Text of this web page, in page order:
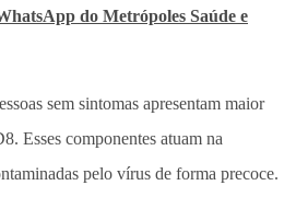
do Metrópoles Saúde e
sem sintomas apresentam maior
Esses componentes atuam na
pelo vírus de forma precoce.